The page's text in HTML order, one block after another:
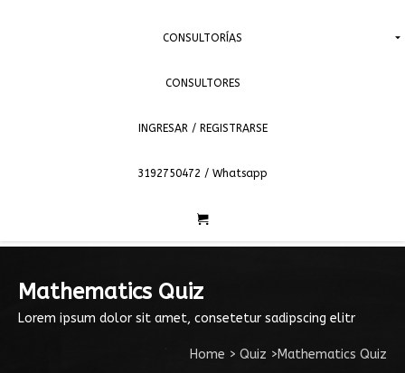
CONSULTORÍAS
CONSULTORES
INGRESAR / REGISTRARSE
3192750472 / Whatsapp
Mathematics Quiz
Lorem ipsum dolor sit amet, consetetur sadipscing elitr
Home > Quiz >Mathematics Quiz